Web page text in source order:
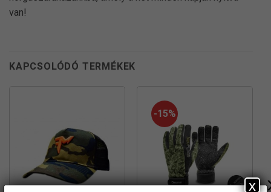
van!
KAPCSOLÓDÓ TERMÉKEK
-15%
x